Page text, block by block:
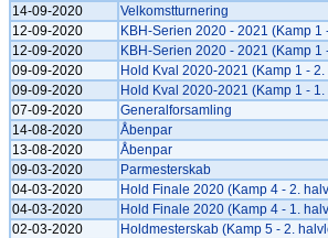
14-09-2020
Velkomstturnering
12-09-2020
KBH-Serien 2020 - 2021 (Kamp 1
12-09-2020
KBH-Serien 2020 - 2021 (Kamp 1
09-09-2020
Hold Kval 2020-2021 (Kamp 1 -
09-09-2020
Hold Kval 2020-2021 (Kamp 1 -
07-09-2020
Generalforsamling
14-08-2020
Åbenpar
13-08-2020
Åbenpar
09-03-2020
Parmesterskab
04-03-2020
Hold Finale 2020 (Kamp 4 - 2.
04-03-2020
Hold Finale 2020 (Kamp 4 - 1.
02-03-2020
Holdmesterskab (Kamp 5 - 2.